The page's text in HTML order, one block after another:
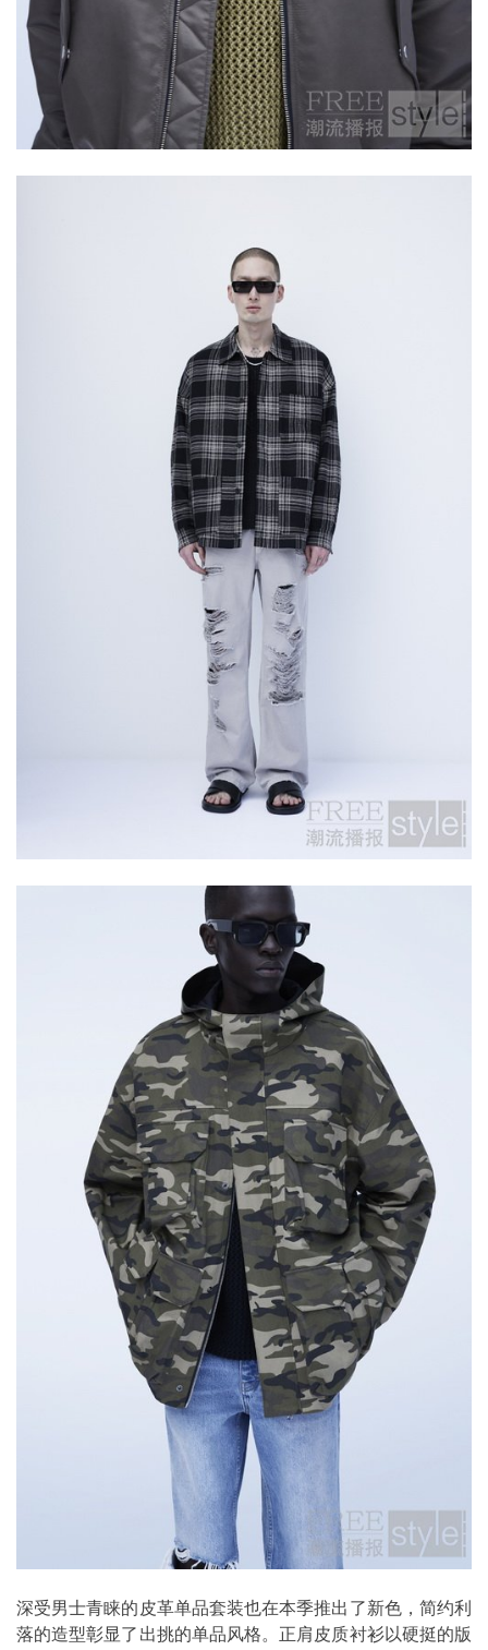
深受男士青睐的皮革单品套装也在本季推出了新色，简约利
落的造型彰显了出挑的单品风格。正肩皮质衬衫以硬挺的版